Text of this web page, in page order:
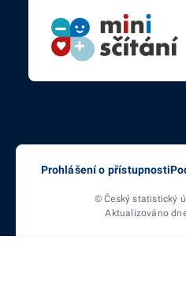
Prohlášení o přístupnosti
© Český statistický
Aktualizováno